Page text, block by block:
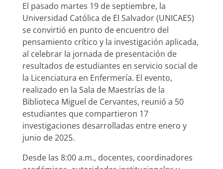
El pasado martes 19 de septiembre, la
Universidad Católica de El Salvador (UNICAES)
se convirtió en punto de encuentro del
pensamiento crítico y la investigación aplicada,
al celebrar la jornada de presentación de
resultados de estudiantes en servicio social de
la Licenciatura en Enfermería. El evento,
realizado en la Sala de Maestrías de la
Biblioteca Miguel de Cervantes, reunió a 50
estudiantes que compartieron 17
investigaciones desarrolladas entre enero y
junio de 2025.
Desde las 8:00 a.m., docentes, coordinadores